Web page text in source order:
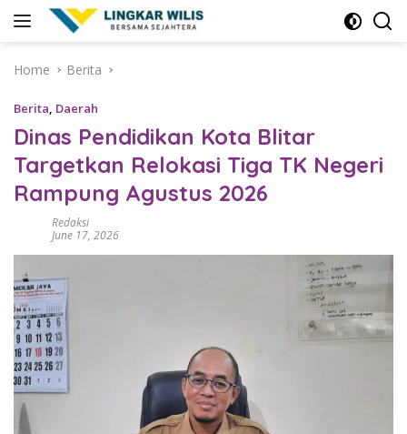
Home
Berita
Berita, Daerah
Dinas Pendidikan Kota Blitar
Targetkan Relokasi Tiga TK Negeri
Rampung Agustus 2026
Redaksi
June 17, 2026